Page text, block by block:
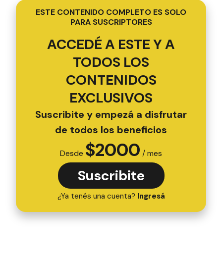
ESTE CONTENIDO COMPLETO ES SOLO
PARA SUSCRIPTORES
ACCEDÉ A ESTE Y A
TODOS LOS
CONTENIDOS
EXCLUSIVOS
Suscribite y empezá a disfrutar
de todos los beneficios
Desde $2000 / mes
Suscribite
¿Ya tenés una cuenta? Ingresá